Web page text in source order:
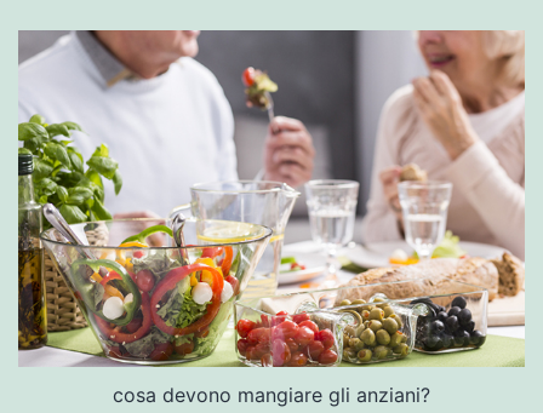
cosa devono mangiare gli anziani?